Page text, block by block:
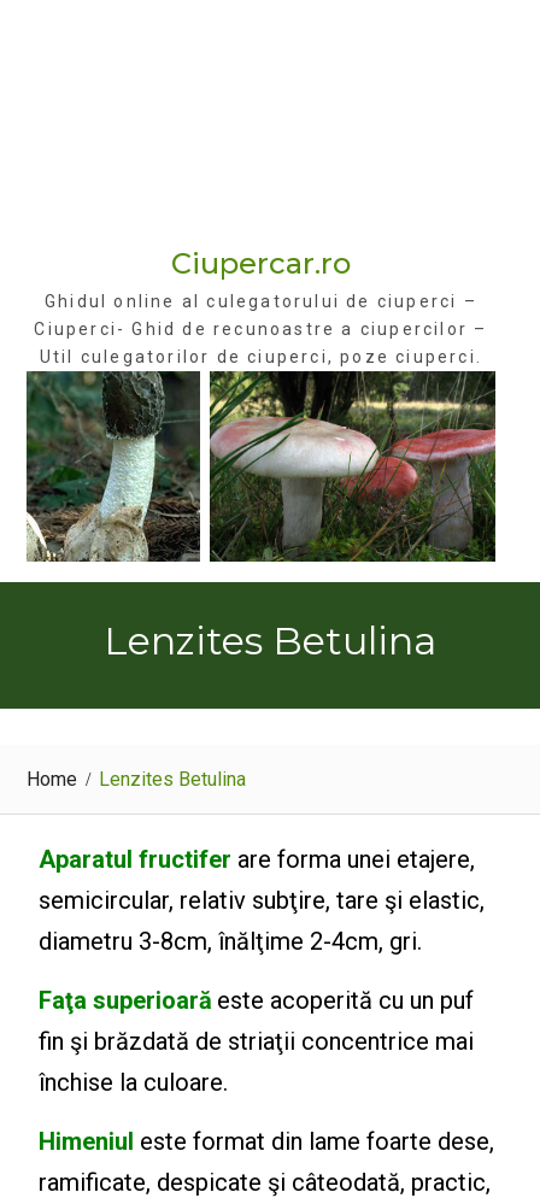
Ciupercar.ro
Ghidul online al culegatorului de ciuperci –
Ciuperci- Ghid de recunoastre a ciupercilor –
Util culegatorilor de ciuperci, poze ciuperci.
Lenzites Betulina
Home Lenzites Betulina
Aparatul fructifer are forma unei etajere,
semicircular, relativ subţire, tare şi elastic,
diametru 3-8cm, înălţime 2-4cm, gri.
Faţa superioară este acoperită cu un puf
fin şi brăzdată de striaţii concentrice mai
închise la culoare.
Himeniul este format din lame foarte dese,
ramificate, despicate şi câteodată, practic,